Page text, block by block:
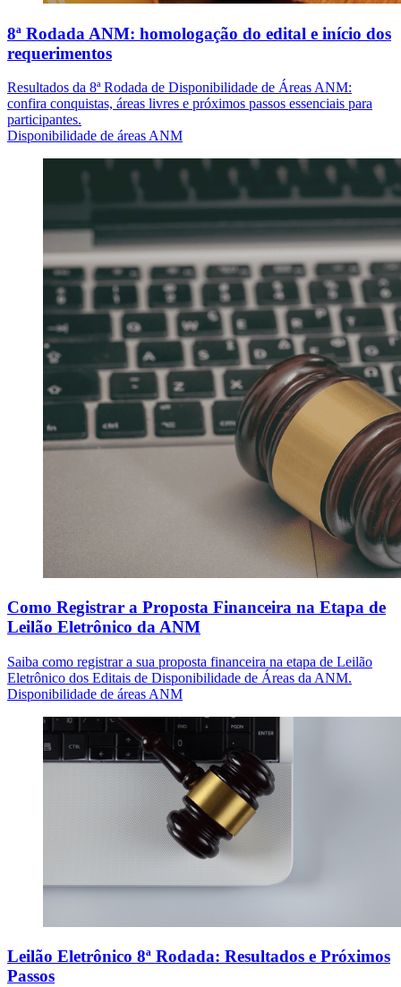
8ª Rodada ANM: homologação do edital e início dos
requerimentos
Resultados da 8ª Rodada de Disponibilidade de Áreas ANM:
confira conquistas, áreas livres e próximos passos essenciais para
participantes.
Disponibilidade de áreas ANM
Como Registrar a Proposta Financeira na Etapa de
Leilão Eletrônico da ANM
Saiba como registrar a sua proposta financeira na etapa de Leilão
Eletrônico dos Editais de Disponibilidade de Áreas da ANM.
Disponibilidade de áreas ANM
Leilão Eletrônico 8ª Rodada: Resultados e Próximos
Passos